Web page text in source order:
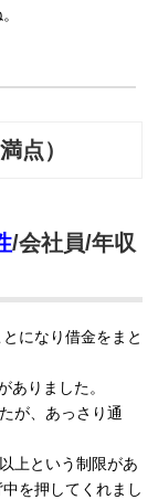
点）
/会社員/年収
になり借金をまと
ありました。
が、あっさり通
上という制限があ
を押してくれまし